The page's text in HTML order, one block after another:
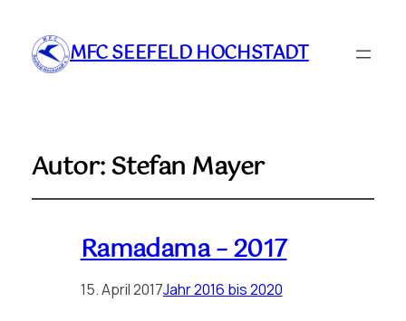
MFC SEEFELD HOCHSTADT
Autor:Stefan Mayer
Ramadama – 2017
15. April 2017Jahr 2016 bis 2020